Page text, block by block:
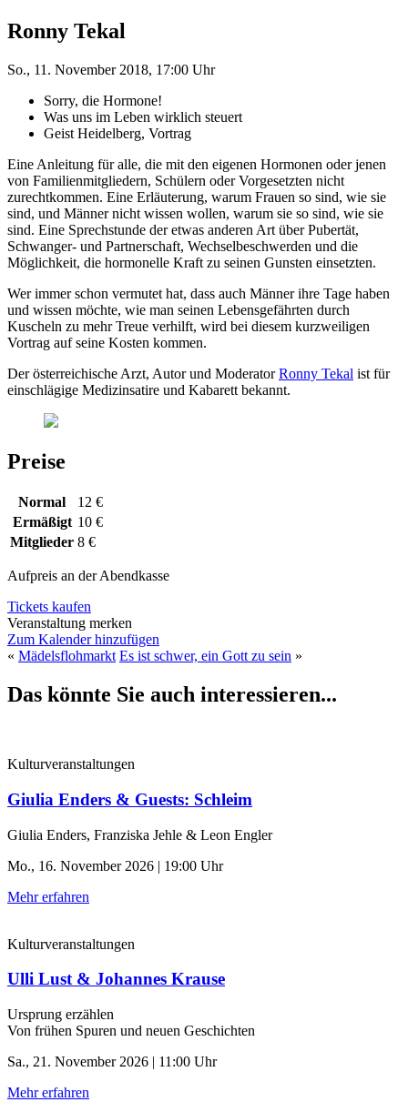
Ronny Tekal
So., 11. November 2018, 17:00 Uhr
Sorry, die Hormone!
Was uns im Leben wirklich steuert
Geist Heidelberg, Vortrag
Eine Anleitung für alle, die mit den eigenen Hormonen oder jenen
von Familienmitgliedern, Schülern oder Vorgesetzten nicht
zurechtkommen. Eine Erläuterung, warum Frauen so sind, wie sie
sind, und Männer nicht wissen wollen, warum sie so sind, wie sie
sind. Eine Sprechstunde der etwas anderen Art über Pubertät,
Schwanger- und Partnerschaft, Wechselbeschwerden und die
Möglichkeit, die hormonelle Kraft zu seinen Gunsten einsetzten.
Wer immer schon vermutet hat, dass auch Männer ihre Tage haben
und wissen möchte, wie man seinen Lebensgefährten durch
Kuscheln zu mehr Treue verhilft, wird bei diesem kurzweiligen
Vortrag auf seine Kosten kommen.
Der österreichische Arzt, Autor und ModeratorRonny Tekal ist für
einschlägige Medizinsatire und Kabarett bekannt.
Preise
Normal
12 €
Ermäßigt 10 €
Mitglieder 8 €
Aufpreis an der Abendkasse
Tickets kaufen
Veranstaltung merken
Zum Kalender hinzufügen
« Mädelsflohmarkt Es ist schwer, ein Gott zu sein »
Das könnte Sie auch interessieren...
Kulturveranstaltungen
Giulia Enders & Guests: Schleim
Giulia Enders, Franziska Jehle & Leon Engler
Mo., 16. November 2026 | 19:00 Uhr
Mehr erfahren
Kulturveranstaltungen
Ulli Lust & Johannes Krause
Ursprung erzählen
Von frühen Spuren und neuen Geschichten
Sa., 21. November 2026 | 11:00 Uhr
Mehr erfahren